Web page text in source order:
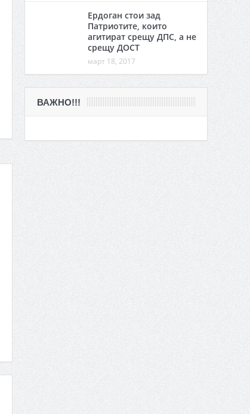
Ердоган стои зад
Патриотите, които
агитират срещу ДПС, а не
срещу ДОСТ
март 18, 2017
ВАЖНО!!!